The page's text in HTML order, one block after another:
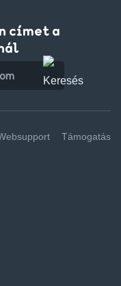
címet a
Támogatás